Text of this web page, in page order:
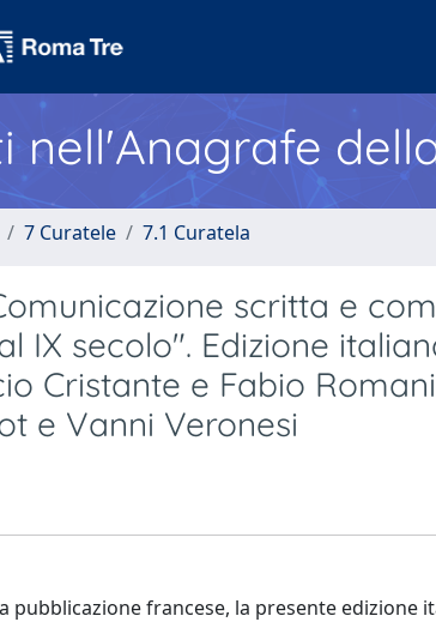
nell'Anagrafe
7 Curatele 7.1 Curatela
scritta e
IX secolo". Edizione
Cristante e Fabio
e Vanni Veronesi
pubblicazione francese, la presente edizione